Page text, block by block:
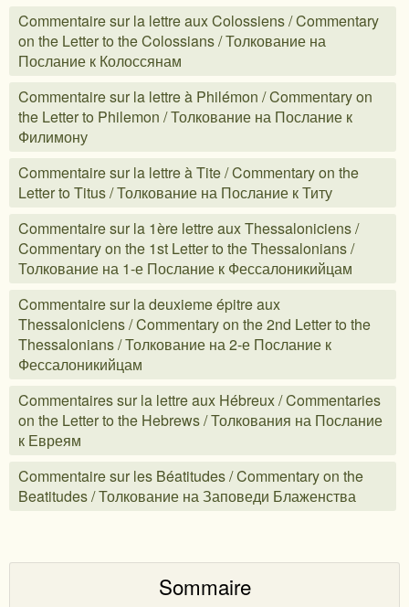
Commentaire sur la lettre aux Colossiens / Commentary
on the Letter to the Colossians / Толкование на
Послание к Колоссянам
Commentaire sur la lettre à Philémon / Commentary on
the Letter to Philemon / Толкование на Послание к
Филимону
Commentaire sur la lettre à Tite / Commentary on the
Letter to Titus / Толкование на Послание к Титу
Commentaire sur la 1ère lettre aux Thessaloniciens /
Commentary on the 1st Letter to the Thessalonians /
Толкование на 1-е Послание к Фессалоникийцам
Commentaire sur la deuxieme épitre aux
Thessaloniciens / Commentary on the 2nd Letter to the
Thessalonians / Толкование на 2-е Послание к
Фессалоникийцам
Commentaires sur la lettre aux Hébreux / Commentaries
on the Letter to the Hebrews / Толкования на Послание
к Евреям
Commentaire sur les Béatitudes / Commentary on the
Beatitudes / Толкование на Заповеди Блаженства
Sommaire